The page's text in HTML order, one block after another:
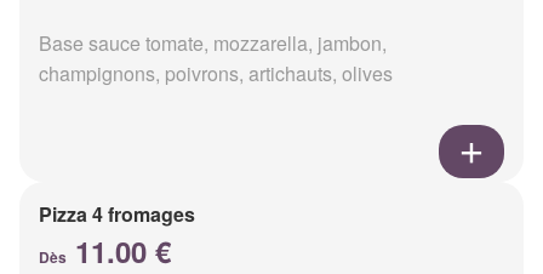
Base sauce tomate, mozzarella, jambon,
champignons, poivrons, artichauts, olives
Pizza 4 fromages
Dès 11.00 €